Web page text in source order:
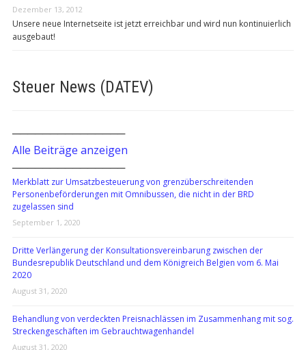
Dezember 13, 2012
Unsere neue Internetseite ist jetzt erreichbar und wird nun kontinuierlich
ausgebaut!
Steuer News (DATEV)
───────────────
Alle Beiträge anzeigen
───────────────
Merkblatt zur Umsatzbesteuerung von grenzüberschreitenden
Personenbeförderungen mit Omnibussen, die nicht in der BRD
zugelassen sind
September 1, 2020
Dritte Verlängerung der Konsultationsvereinbarung zwischen der
Bundesrepublik Deutschland und dem Königreich Belgien vom 6. Mai
2020
August 31, 2020
Behandlung von verdeckten Preisnachlässen im Zusammenhang mit sog.
Streckengeschäften im Gebrauchtwagenhandel
August 31, 2020